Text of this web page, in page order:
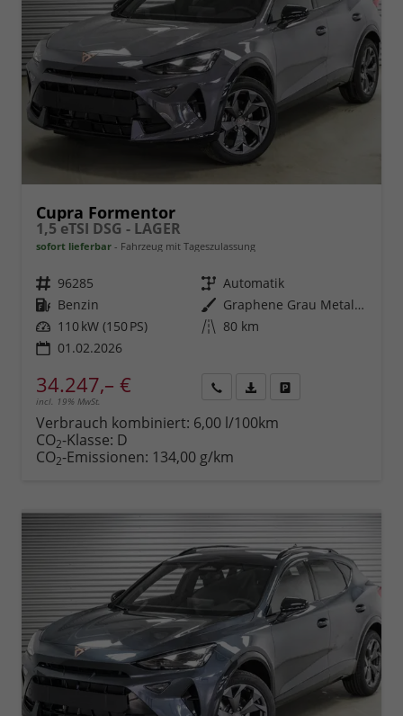
Cupra Formentor
1,5 eTSI DSG - LAGER
sofort lieferbar Fahrzeug mit Tageszulassung
Fahrzeugnr. 96285 Getriebe Automatik
Kraftstoff Benzin Außenfarbe
Graphene Grau Metallic (R6)
Leistung 110 kW (150 PS) Kilometerstand 80 km
01.02.2026
34.247,– €
incl. 19% MwSt.
anfordern
Datei,
Verbrauch kombiniert: 6,00 l/100km
CO2-Klasse: D
CO2-Emissionen: 134,00 g/km